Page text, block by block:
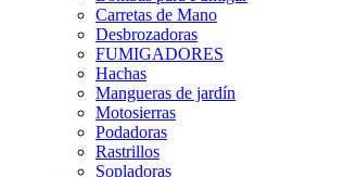
Carretas de Mano
Desbrozadoras
FUMIGADORES
Hachas
Mangueras de jardín
Motosierras
Podadoras
Rastrillos
Sopladoras